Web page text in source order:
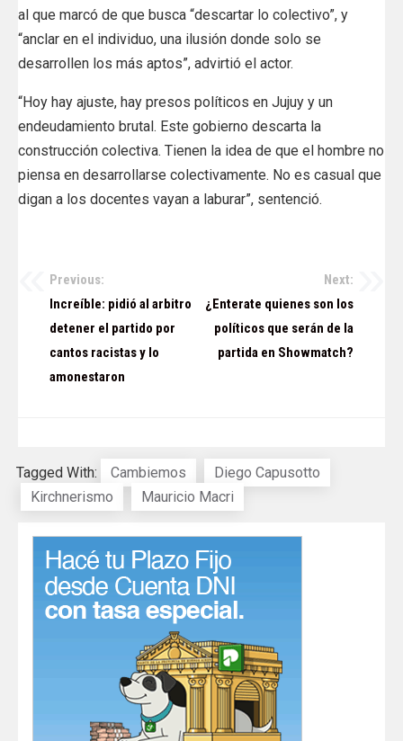
al que marcó de que busca “descartar lo colectivo”, y
“anclar en el individuo, una ilusión donde solo se
desarrollen los más aptos”, advirtió el actor.
“Hoy hay ajuste, hay presos políticos en Jujuy y un
endeudamiento brutal. Este gobierno descarta la
construcción colectiva. Tienen la idea de que el hombre no
piensa en desarrollarse colectivamente. No es casual que
digan a los docentes vayan a laburar”, sentenció.
Navegación
entradas
Previous:
Increíble: pidió al arbitro
detener el partido por
cantos racistas y lo
amonestaron
Next:
¿Enterate quienes son los
políticos que serán de la
partida en Showmatch?
Tagged With: Cambiemos
Diego Capusotto
Kirchnerismo
Mauricio Macri